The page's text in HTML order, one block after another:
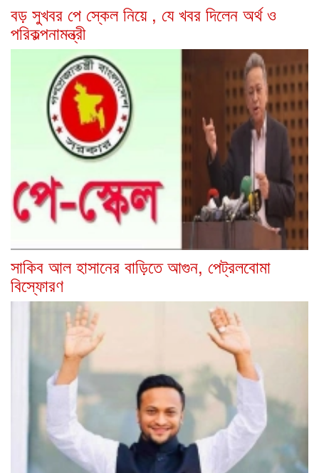
বড় সুখবর পে স্কেল নিয়ে , যে খবর দিলেন অর্থ ও
পরিকল্পনামন্ত্রী
সাকিব আল হাসানের বাড়িতে আগুন, পেট্রলবোমা
বিস্ফোরণ